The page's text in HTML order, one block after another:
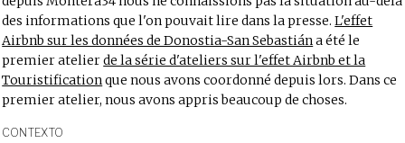
des informations que l'on pouvait lire dans la presse.L'effet
Airbnb sur les données de Donostia-San Sebastiána été le
premier atelierde la série d'ateliers sur l'effet Airbnb et la
Touristificationque nous avons coordonné depuis lors. Dans ce
premier atelier, nous avons appris beaucoup de choses.
CONTEXTO